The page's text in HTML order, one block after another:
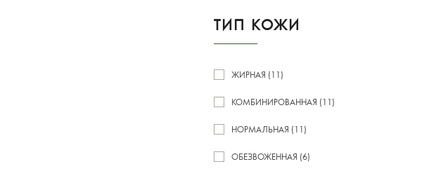
ТИП КОЖИ
ЖИРНАЯ (11)
КОМБИНИРОВАННАЯ (11)
НОРМАЛЬНАЯ (11)
ОБЕЗВОЖЕННАЯ (6)